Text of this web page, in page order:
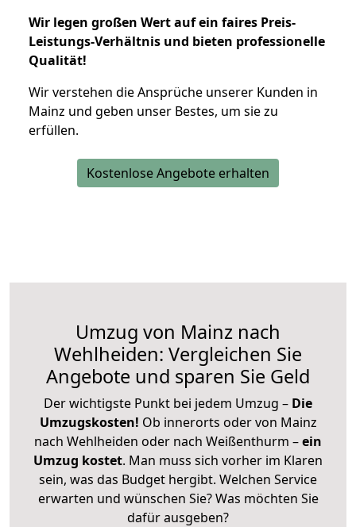
Wir legen großen Wert auf ein faires Preis-
Leistungs-Verhältnis und bieten professionelle
Qualität!
Wir verstehen die Ansprüche unserer Kunden in
Mainz und geben unser Bestes, um sie zu
erfüllen.
Kostenlose Angebote erhalten
Umzug von Mainz nach
Wehlheiden: Vergleichen Sie
Angebote und sparen Sie Geld
Der wichtigste Punkt bei jedem Umzug – Die
Umzugskosten! Ob innerorts oder von Mainz
nach Wehlheiden oder nach Weißenthurm –ein
Umzug kostet. Man muss sich vorher im Klaren
sein, was das Budget hergibt. Welchen Service
erwarten und wünschen Sie? Was möchten Sie
dafür ausgeben?